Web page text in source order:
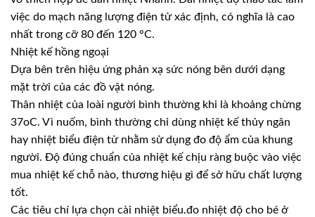
việc do mạch năng lượng điện tử xác định, có nghĩa là cao
nhất trong cỡ 80 đến 120 °C.
Nhiệt kế hồng ngoại
Dựa bên trên hiệu ứng phản xạ sức nóng bên dưới dạng
mặt trời của các đồ vật nóng.
Thân nhiệt của loài người bình thường khi là khoảng chừng
37oC. Vì nuốm, bình thường chỉ dùng nhiệt kế thủy ngân
hay nhiệt biểu điện tử nhằm sử dụng đo độ ẩm của khung
người. Độ đúng chuẩn của nhiệt kế chịu ràng buộc vào việc
mua nhiệt kế chỗ nào, thương hiệu gì để sở hữu chất lượng
tốt.
Các tiêu chí lựa chọn cài nhiệt biểu.đo nhiệt độ cho bé ở